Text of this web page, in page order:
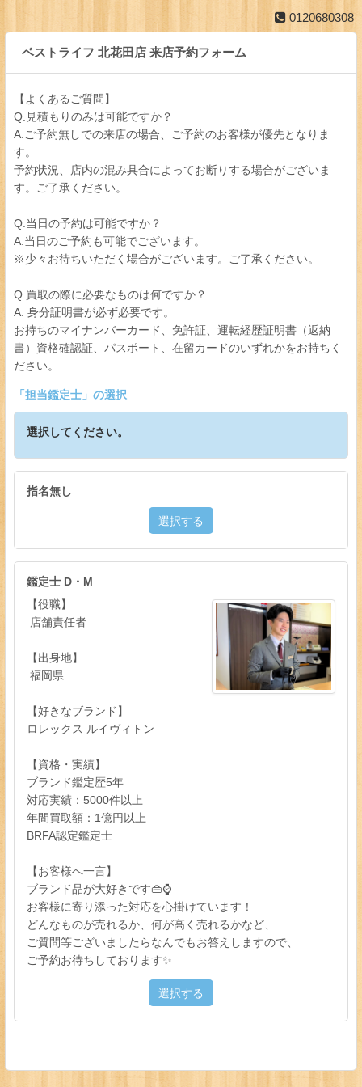
0120680308
ベストライフ 北花田店 来店予約フォーム
【よくあるご質問】
Q.見積もりのみは可能ですか？
A.ご予約無しでの来店の場合、ご予約のお客様が優先となりま
す。
予約状況、店内の混み具合によってお断りする場合がございま
す。ご了承ください。
Q.当日の予約は可能ですか？
A.当日のご予約も可能でございます。
※少々お待ちいただく場合がございます。ご了承ください。
Q.買取の際に必要なものは何ですか？
A. 身分証明書が必ず必要です。
お持ちのマイナンバーカード、免許証、運転経歴証明書（返納
書）資格確認証、パスポート、在留カードのいずれかをお持ちく
ださい。
「 担当鑑定士 」の選択
選択してください。
指名無し
選択する
鑑定士 D・M
【役職】
店舗責任者
【出身地】
福岡県
【好きなブランド】
ロレックス ルイヴィトン
【資格・実績】
ブランド鑑定歴5年
対応実績：5000件以上
年間買取額：1億円以上
BRFA認定鑑定士
【お客様へ一言】
ブランド品が大好きです👜⌚
お客様に寄り添った対応を心掛けています！
どんなものが売れるか、何が高く売れるかなど、
ご質問等ございましたらなんでもお答えしますので、
ご予約お待ちしております✨
選択する